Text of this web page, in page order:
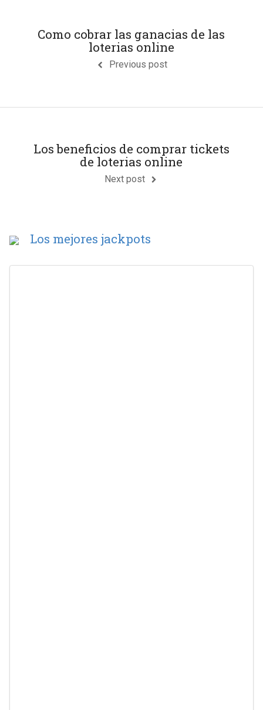
Como cobrar las ganacias de las
loterias online
Previous post
Los beneficios de comprar tickets
de loterias online
Next post
Los mejores jackpots